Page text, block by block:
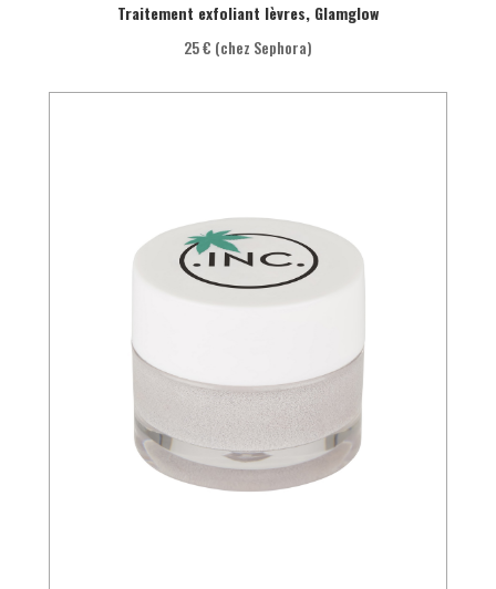
Traitement exfoliant lèvres, Glamglow
25 € (chez Sephora)